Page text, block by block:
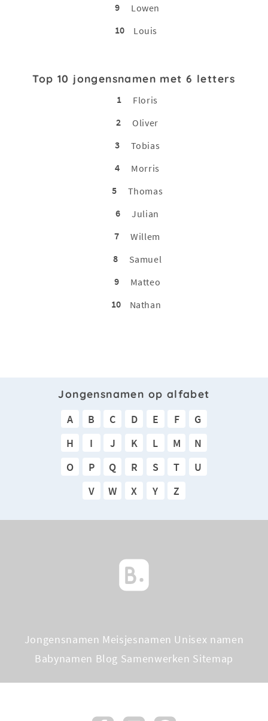
9
Lowen
10
Louis
Top 10 jongensnamen met 6 letters
1
Floris
2
Oliver
3
Tobias
4
Morris
5
Thomas
6
Julian
7
Willem
8
Samuel
9
Matteo
10
Nathan
Jongensnamen op alfabet
A B C D E F
G
H
I J K L M
N
O
P Q R S T
U
V
W X Y Z
Jongensnamen Meisjesnamen Unisex namen
Babynamen Blog Samenwerken Sitemap